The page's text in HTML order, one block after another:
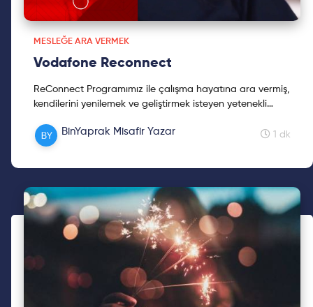
MESLEĞE ARA VERMEK
Vodafone Reconnect
ReConnect Programımız ile çalışma hayatına ara vermiş,
kendilerini yenilemek ve geliştirmek isteyen yetenekli
BinYaprak Misafir Yazar 1 dk